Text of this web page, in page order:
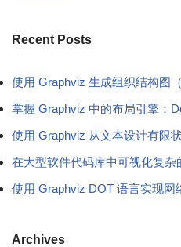
Recent Posts
使用 Graphviz 生成组织结构图（
掌握 Graphviz 中的布局引擎：
使用 Graphviz 从文本设计有限
在大型软件代码库中可视化复杂
使用 Graphviz DOT 语言实现网
Archives